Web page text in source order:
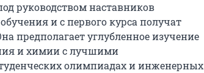
руководством наставников
и с первого курса получат
предполагает углубленное изучение
и химии с лучшими
олимпиадах и инженерных